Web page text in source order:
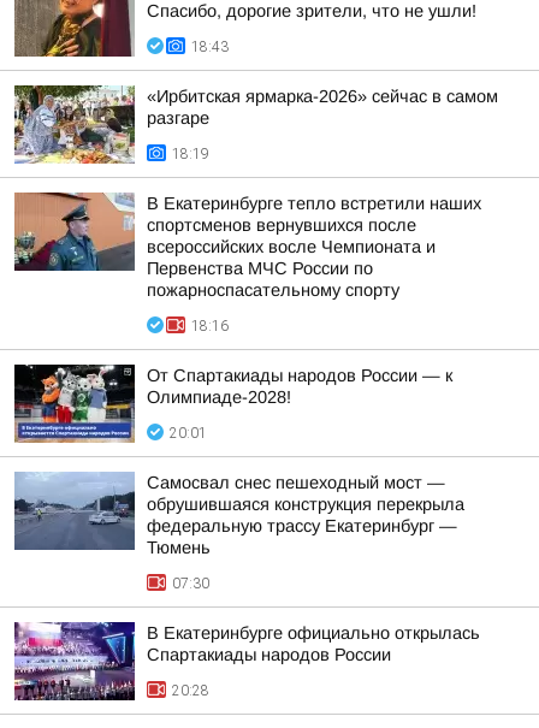
Спасибо, дорогие зрители, что не ушли!
18:43
«Ирбитская ярмарка-2026» сейчас в самом
разгаре
18:19
В Екатеринбурге тепло встретили наших
спортсменов вернувшихся после
всероссийских восле Чемпионата и
Первенства МЧС России по
пожарноспасательному спорту
18:16
От Спартакиады народов России — к
Олимпиаде-2028!
20:01
Самосвал снес пешеходный мост —
обрушившаяся конструкция перекрыла
федеральную трассу Екатеринбург —
Тюмень
07:30
В Екатеринбурге официально открылась
Спартакиады народов России
20:28